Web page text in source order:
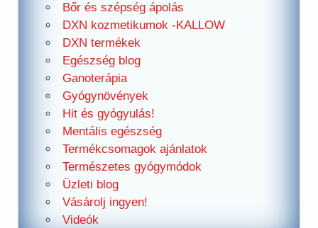
Bőr és szépség ápolás
DXN kozmetikumok -KALLOW
DXN termékek
Egészség blog
Ganoterápia
Gyógynövények
Hit és gyógyulás!
Mentális egészség
Termékcsomagok ajánlatok
Természetes gyógymódok
Üzleti blog
Vásárolj ingyen!
Videók